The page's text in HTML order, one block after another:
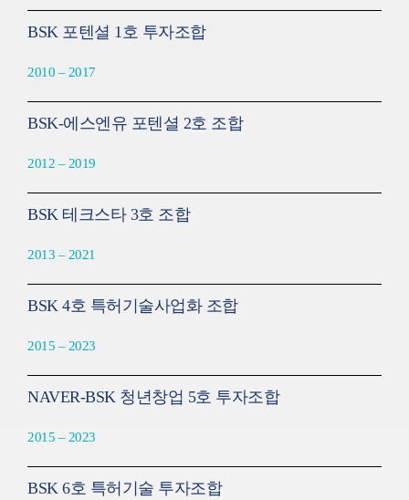
BSK 포텐셜 1호 투자조합
2010 – 2017
BSK-에스엔유 포텐셜 2호 조합
2012 – 2019
BSK 테크스타 3호 조합
2013 – 2021
BSK 4호 특허기술사업화 조합
2015 – 2023
NAVER-BSK 청년창업 5호 투자조합
2015 – 2023
BSK 6호 특허기술 투자조합